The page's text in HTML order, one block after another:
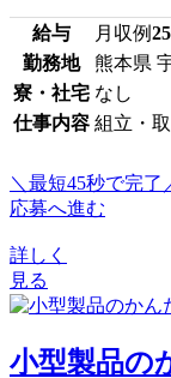
給与 月収例
勤務地
熊本県
寮・社宅 なし
仕事内容 組立・
＼最短45秒で完了
応募へ進む
詳しく
見る
小型製品の